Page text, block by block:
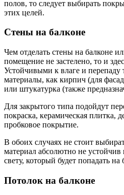
полов, то следует выбирать
этих целей.
Стены на балконе
Чем отделать стены на балконе
помещение не застелено, то и
Устойчивыми к влаге и перепаду
материалы, как кирпич (для
или штукатурка (также
Для закрытого типа подойдут
покраска, керамическая плитка,
пробковое покрытие.
В обоих случаях не стоит
материал абсолютно не
свету, который будет попадать на
Потолок на балконе